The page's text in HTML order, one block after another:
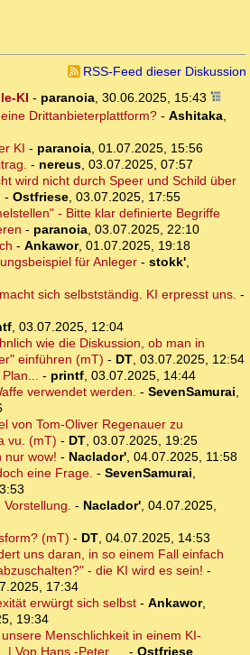
RSS-Feed dieser Diskussion
KI - paranoia, 30.06.2025, 15:43
Drittanbieterplattform?- Ashitaka,
KI - paranoia, 01.07.2025, 15:56
- nereus, 03.07.2025, 07:57
wird nicht durch Speer und Schild über
- Ostfriese, 03.07.2025, 17:55
- Bitte klar definierte Begriffe
- paranoia, 03.07.2025, 22:10
- Ankawor, 01.07.2025, 19:18
für Anleger- stokk',
sich selbstständig. KI erpresst uns. -
, 03.07.2025, 12:04
wie die Diskussion, ob man in
einführen (mT) - DT, 03.07.2025, 12:54
- printf, 03.07.2025, 14:44
verwendet werden. - SevenSamurai,
von Tom-Oliver Regenauer zu
vu. (mT) - DT, 03.07.2025, 19:25
nur wow! - Naclador', 04.07.2025, 11:58
eine Frage. - SevenSamurai,
Vorstellung. - Naclador', 04.07.2025,
(mT) - DT, 04.07.2025, 14:53
uns daran, in so einem Fall einfach
- die KI wird es sein! -
17:34
erwürgt sich selbst- Ankawor,
19:34
Menschlichkeit in einem KI-
Von Hans -Peter …
- Ostfriese